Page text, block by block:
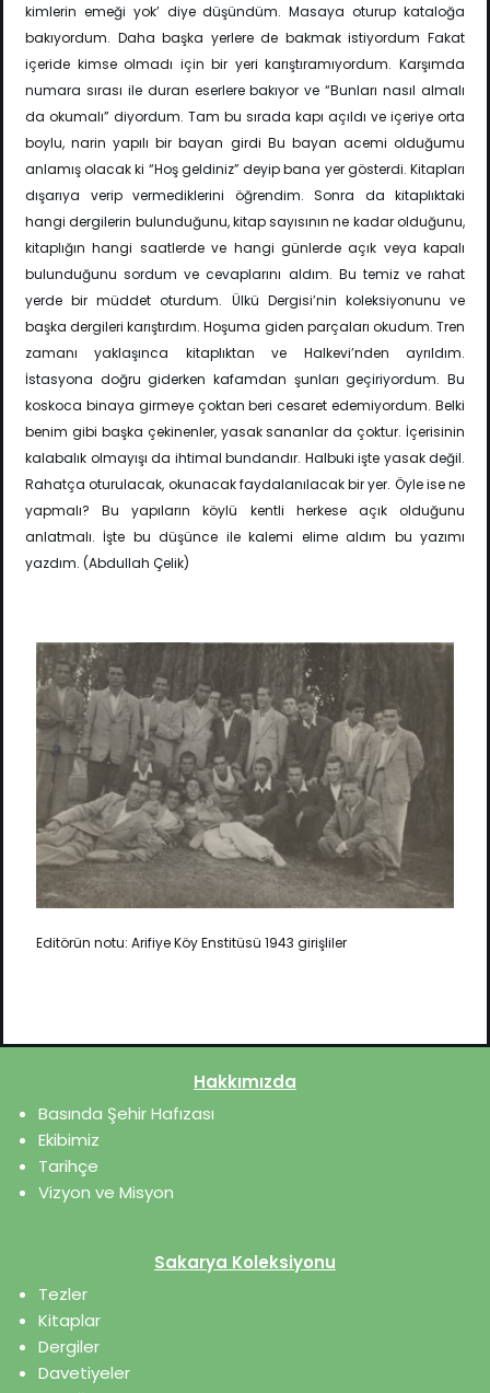
kimlerin emeği yok’ diye düşündüm. Masaya oturup kataloğa
bakıyordum. Daha başka yerlere de bakmak istiyordum Fakat
içeride kimse olmadı için bir yeri karıştıramıyordum. Karşımda
numara sırası ile duran eserlere bakıyor ve “Bunları nasıl almalı
da okumalı” diyordum. Tam bu sırada kapı açıldı ve içeriye orta
boylu, narin yapılı bir bayan girdi Bu bayan acemi olduğumu
anlamış olacak ki “Hoş geldiniz” deyip bana yer gösterdi. Kitapları
dışarıya verip vermediklerini öğrendim. Sonra da kitaplıktaki
hangi dergilerin bulunduğunu, kitap sayısının ne kadar olduğunu,
kitaplığın hangi saatlerde ve hangi günlerde açık veya kapalı
bulunduğunu sordum ve cevaplarını aldım. Bu temiz ve rahat
yerde bir müddet oturdum. Ülkü Dergisi’nin koleksiyonunu ve
başka dergileri karıştırdım. Hoşuma giden parçaları okudum. Tren
zamanı yaklaşınca kitaplıktan ve Halkevi’nden ayrıldım.
İstasyona doğru giderken kafamdan şunları geçiriyordum. Bu
koskoca binaya girmeye çoktan beri cesaret edemiyordum. Belki
benim gibi başka çekinenler, yasak sananlar da çoktur. İçerisinin
kalabalık olmayışı da ihtimal bundandır. Halbuki işte yasak değil.
Rahatça oturulacak, okunacak faydalanılacak bir yer. Öyle ise ne
yapmalı? Bu yapıların köylü kentli herkese açık olduğunu
anlatmalı. İşte bu düşünce ile kalemi elime aldım bu yazımı
yazdım. (Abdullah Çelik)
Editörün notu: Arifiye Köy Enstitüsü 1943 girişliler
Hakkımızda
Basında Şehir Hafızası
Ekibimiz
Tarihçe
Vizyon ve Misyon
Sakarya Koleksiyonu
Tezler
Kitaplar
Dergiler
Davetiyeler